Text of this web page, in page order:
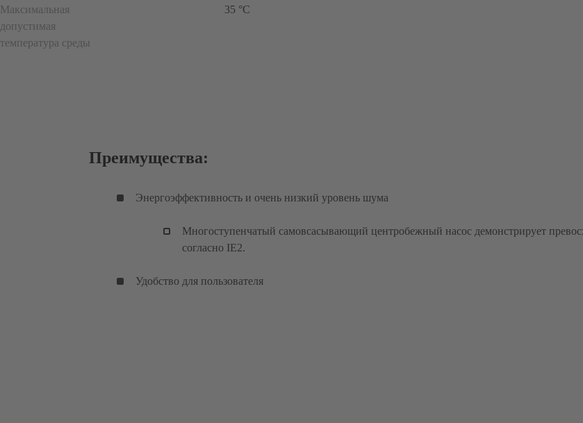
Максимальная
допустимая
температура среды
35 °C
Преимущества:
Энергоэффективность и очень низкий уровень шума
Многоступенчатый самовсасывающий центробежный насос демонстрирует
согласно IE2.
Удобство для пользователя